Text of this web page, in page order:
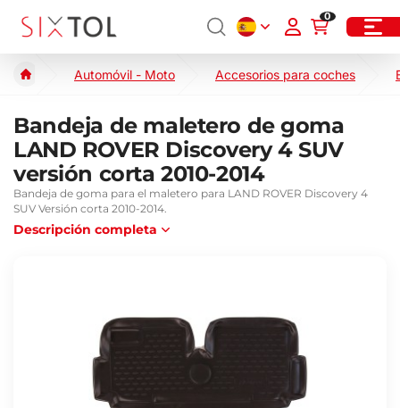
0
Automóvil - Moto Accesorios para coches
Bandeja de maletero de goma
LAND ROVER Discovery 4 SUV
versión corta 2010-2014
Bandeja de goma para el maletero para LAND ROVER Discovery 4
SUV Versión corta 2010-2014.
Descripción completa